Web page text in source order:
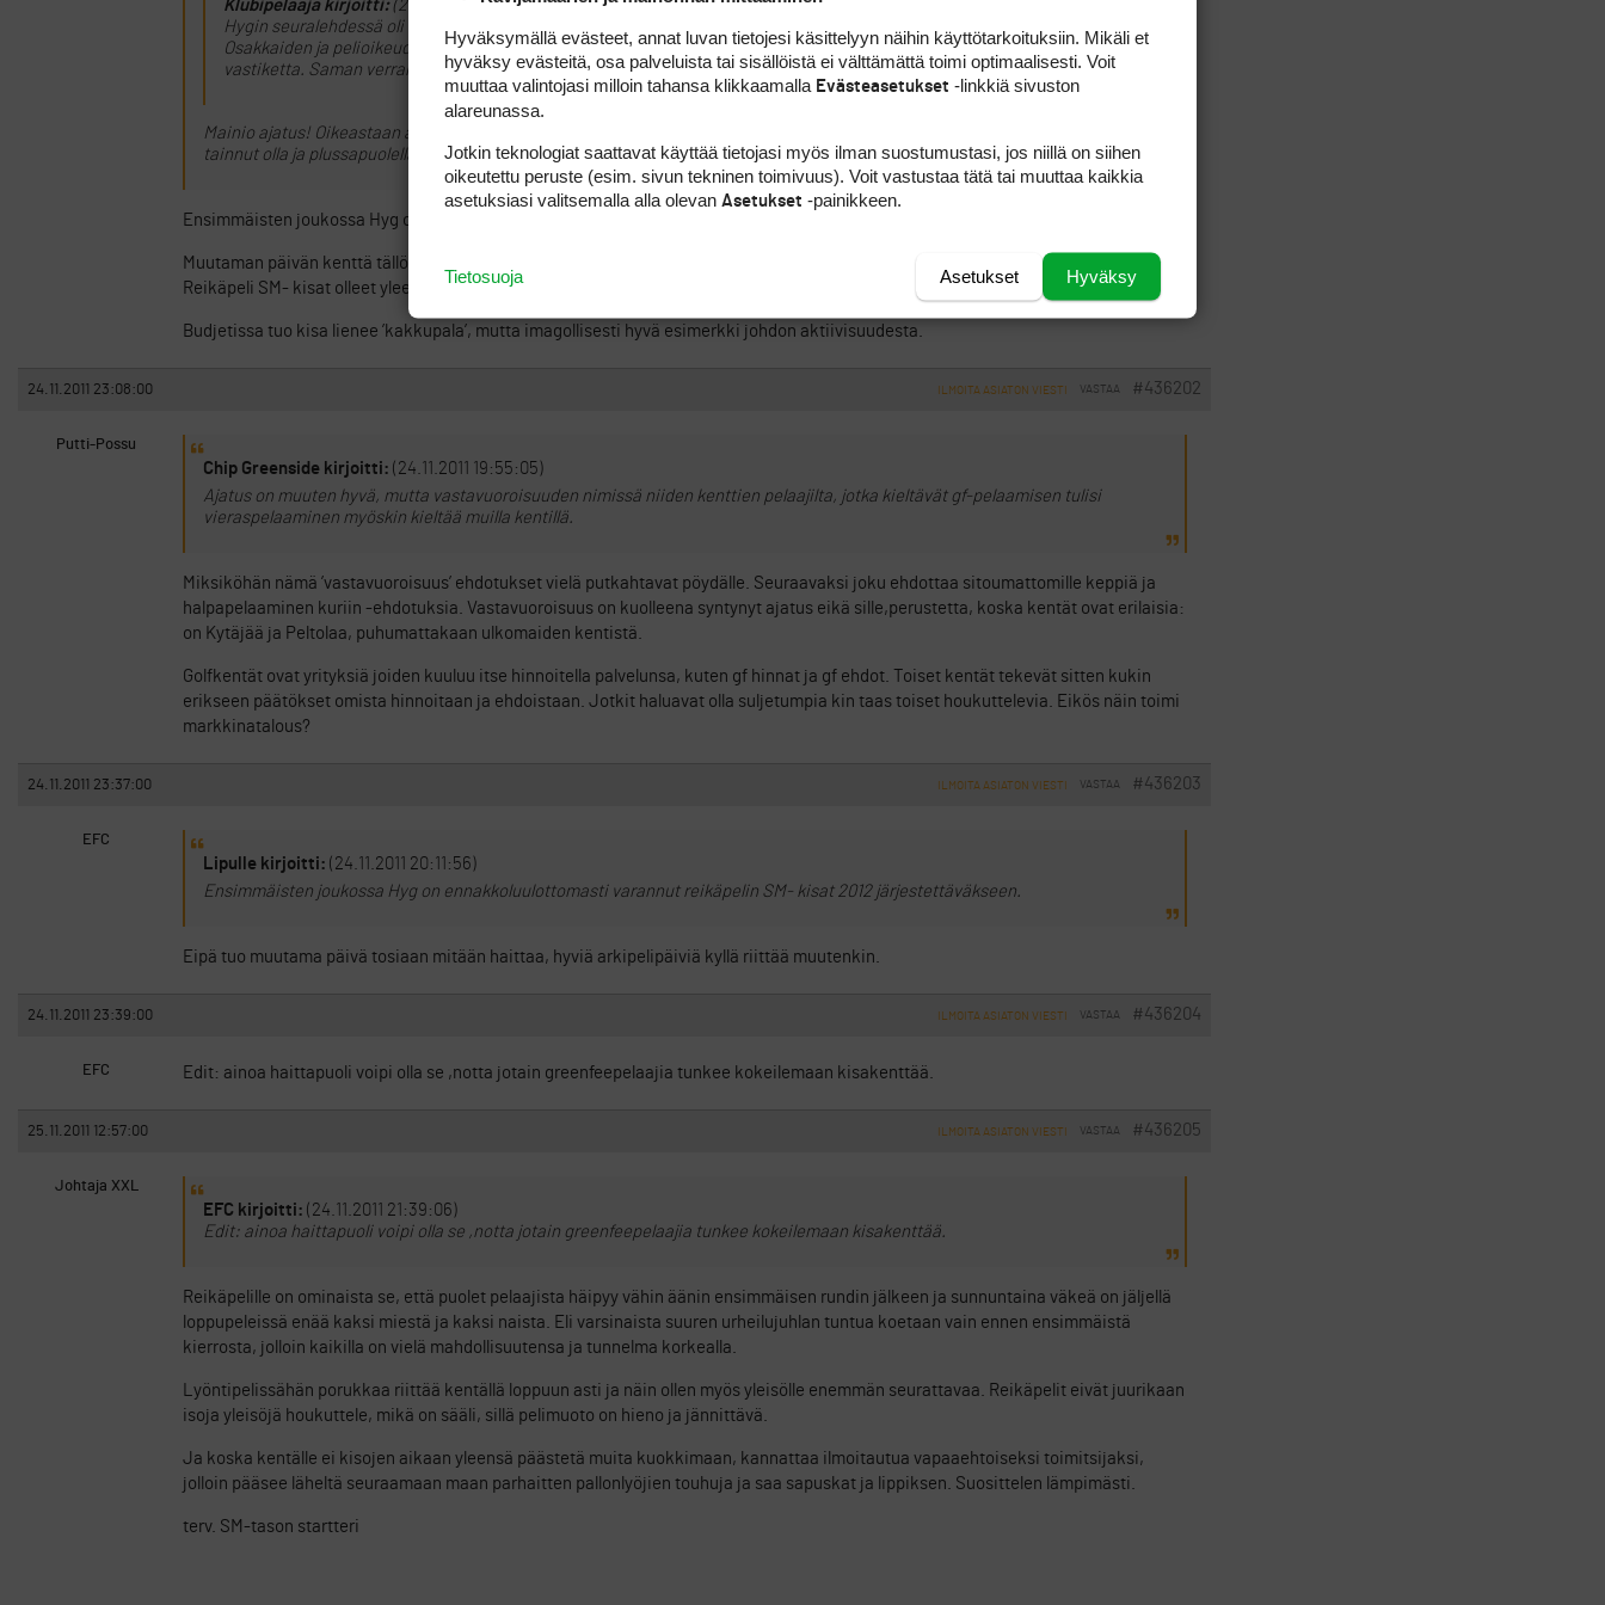
Klubipelaaja kirjoitti:(24.11.2011 18:44:58)
Hygin seuralehdessä oli kentän tj:n laskelma siitä, kuinka paljon vastike nousuisi, jos kenttä olisi suljettu vierailta.
Osakkaiden ja pelioikeuden haltijoiden vieraat olisivat tervetulleita. Jokaiselle osakkaalle tulisi 50 € vuodessa lisää
vastiketta. Saman verran varmaan myös pelioikeus kallistuisi.
Mainio ajatus! Oikeastaan ainoat kärsijät olisivat nykyiset Kultakortin ostajat, mutta eipä heitäkään hirveän montaa seurassa
tainnut olla ja plussapuolella olisi sitten hieman väljempi kenttä.
Ensimmäisten joukossa Hyg on ennakkoluulottomasti varannut reikäpelin SM- kisat 2012 järjestettäväkseen.
Muutaman päivän kenttä tällöin lienee varattuna.
Reikäpeli SM- kisat olleet yleensä ’mestikka’ viikonlopun jälkeen (jollen ihan väärin muista).
Budjetissa tuo kisa lienee ’kakkupala’, mutta imagollisesti hyvä esimerkki johdon aktiivisuudesta.
24.11.2011 23:08:00 #436202
VASTAA
ILMOITA ASIATON VIESTI
Putti-Possu
Chip Greenside kirjoitti: (24.11.2011 19:55:05)
Ajatus on muuten hyvä, mutta vastavuoroisuuden nimissä niiden kenttien pelaajilta, jotka kieltävät gf-pelaamisen tulisi
vieraspelaaminen myöskin kieltää muilla kentillä.
Miksiköhän nämä ’vastavuoroisuus’ ehdotukset vielä putkahtavat pöydälle. Seuraavaksi joku ehdottaa sitoumattomille keppiä ja
halpapelaaminen kuriin -ehdotuksia. Vastavuoroisuus on kuolleena syntynyt ajatus eikä sille,perustetta, koska kentät ovat erilaisia:
on Kytäjää ja Peltolaa, puhumattakaan ulkomaiden kentistä.
Golfkentät ovat yrityksiä joiden kuuluu itse hinnoitella palvelunsa, kuten gf hinnat ja gf ehdot. Toiset kentät tekevät sitten kukin
erikseen päätökset omista hinnoitaan ja ehdoistaan. Jotkit haluavat olla suljetumpia kin taas toiset houkuttelevia. Eikös näin toimi
markkinatalous?
24.11.2011 23:37:00 #436203
VASTAA
ILMOITA ASIATON VIESTI
EFC
Lipulle kirjoitti: (24.11.2011 20:11:56)
Ensimmäisten joukossa Hyg on ennakkoluulottomasti varannut reikäpelin SM- kisat 2012 järjestettäväkseen.
Eipä tuo muutama päivä tosiaan mitään haittaa, hyviä arkipelipäiviä kyllä riittää muutenkin.
24.11.2011 23:39:00 #436204
VASTAA
ILMOITA ASIATON VIESTI
EFC Edit: ainoa haittapuoli voipi olla se ,notta jotain greenfeepelaajia tunkee kokeilemaan kisakenttää.
25.11.2011 12:57:00 #436205
VASTAA
ILMOITA ASIATON VIESTI
Johtaja XXL
EFC kirjoitti: (24.11.2011 21:39:06)
Edit: ainoa haittapuoli voipi olla se ,notta jotain greenfeepelaajia tunkee kokeilemaan kisakenttää.
Reikäpelille on ominaista se, että puolet pelaajista häipyy vähin äänin ensimmäisen rundin jälkeen ja sunnuntaina väkeä on jäljellä
loppupeleissä enää kaksi miestä ja kaksi naista. Eli varsinaista suuren urheilujuhlan tuntua koetaan vain ennen ensimmäistä
kierrosta, jolloin kaikilla on vielä mahdollisuutensa ja tunnelma korkealla.
Lyöntipelissähän porukkaa riittää kentällä loppuun asti ja näin ollen myös yleisölle enemmän seurattavaa. Reikäpelit eivät juurikaan
isoja yleisöjä houkuttele, mikä on sääli, sillä pelimuoto on hieno ja jännittävä.
Ja koska kentälle ei kisojen aikaan yleensä päästetä muita kuokkimaan, kannattaa ilmoitautua vapaaehtoiseksi toimitsijaksi,
jolloin pääsee läheltä seuraamaan maan parhaitten pallonlyöjien touhuja ja saa sapuskat ja lippiksen. Suosittelen lämpimästi.
terv. SM-tason startteri
Hyväksymällä evästeet, annat luvan tietojesi käsittelyyn näihin käyttötarkoituksiin. Mikäli et
hyväksy evästeitä, osa palveluista tai sisällöistä ei välttämättä toimi optimaalisesti. Voit
muuttaa valintojasi milloin tahansa klikkaamalla Evästeasetukset -linkkiä sivuston
alareunassa.
Jotkin teknologiat saattavat käyttää tietojasi myös ilman suostumustasi, jos niillä on siihen
oikeutettu peruste (esim. sivun tekninen toimivuus). Voit vastustaa tätä tai muuttaa kaikkia
asetuksiasi valitsemalla alla olevan Asetukset -painikkeen.
Hyväksy
Asetukset
Tietosuoja